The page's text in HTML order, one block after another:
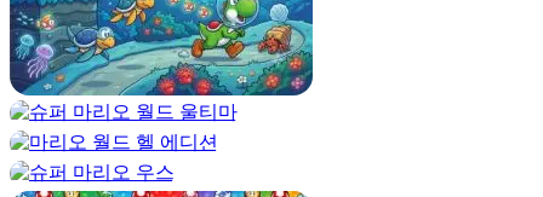
적마다 다르게 행동합니다. 움직임을 관찰하면 피해를 방지하
는 데 도움이 됩니다.
진행을 위한 재생 수준
누락된 항목을 수집하거나 성과를 향상하려면 주저하지 말고
이전 단계를 다시 방문하세요.